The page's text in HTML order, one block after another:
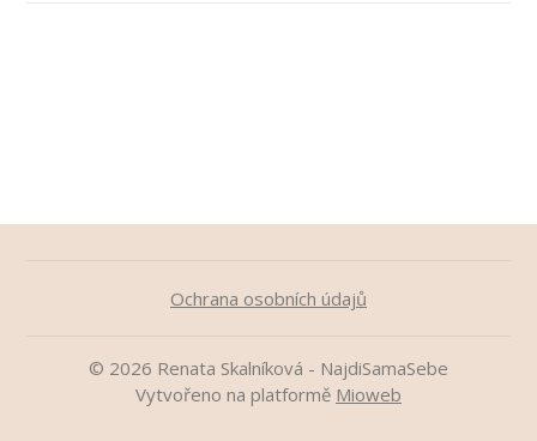
Ochrana osobních údajů
© 2026 Renata Skalníková - NajdiSamaSebe
Vytvořeno na platformě Mioweb